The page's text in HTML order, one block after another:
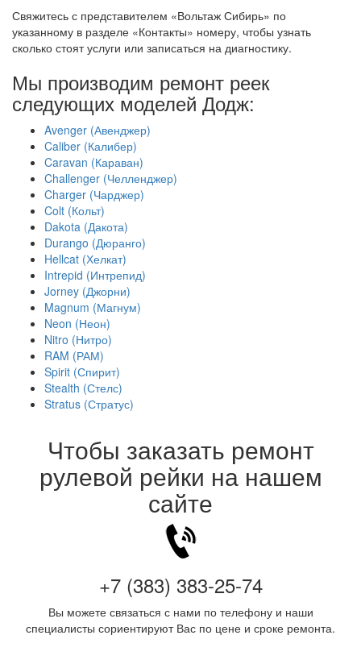
Свяжитесь с представителем «Вольтаж Сибирь» по
указанному в разделе «Контакты» номеру, чтобы узнать
сколько стоят услуги или записаться на диагностику.
Мы производим ремонт реек
следующих моделей Додж:
Avenger (Авенджер)
Caliber (Калибер)
Caravan (Караван)
Challenger (Челленджер)
Charger (Чарджер)
Colt (Кольт)
Dakota (Дакота)
Durango (Дюранго)
Hellcat (Хелкат)
Intrepid (Интрепид)
Jorney (Джорни)
Magnum (Магнум)
Neon (Неон)
Nitro (Нитро)
RAM (РАМ)
Spirit (Спирит)
Stealth (Стелс)
Stratus (Стратус)
Чтобы заказать ремонт
рулевой рейки на нашем
сайте
+7 (383) 383-25-74
Вы можете связаться с нами по телефону и наши
специалисты сориентируют Вас по цене и сроке ремонта.